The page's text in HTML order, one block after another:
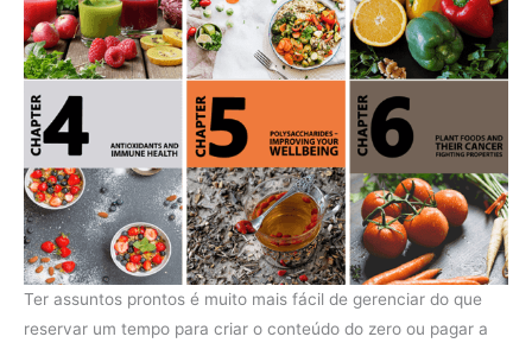
Ter assuntos prontos é muito mais fácil de gerenciar do que
reservar um tempo para criar o conteúdo do zero ou pagar a